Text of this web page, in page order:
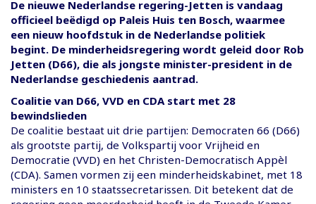
De nieuwe Nederlandse regering-Jetten is vandaag
officieel beëdigd op Paleis Huis ten Bosch, waarmee
een nieuw hoofdstuk in de Nederlandse politiek
begint. De minderheidsregering wordt geleid door Rob
Jetten (D66), die als jongste minister-president in de
Nederlandse geschiedenis aantrad.
Coalitie van D66, VVD en CDA start met 28
bewindslieden
De coalitie bestaat uit drie partijen: Democraten 66 (D66)
als grootste partij, de Volkspartij voor Vrijheid en
Democratie (VVD) en het Christen-Democratisch Appèl
(CDA). Samen vormen zij een minderheidskabinet, met 18
ministers en 10 staatssecretarissen. Dit betekent dat de